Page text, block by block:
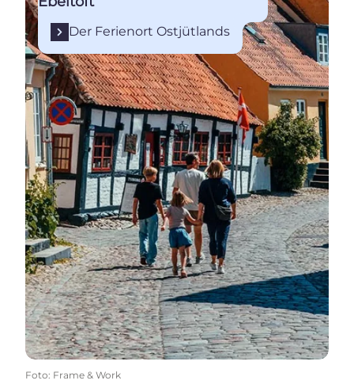
Der Ferienort Ostjütlands
Foto: Frame & Work